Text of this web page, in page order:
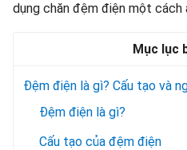
dụng chăn đệm điện một cách
Mục lục
Đệm điện là gì? Cấu tạo và
Đệm điện là gì?
Cấu tạo của đệm điện